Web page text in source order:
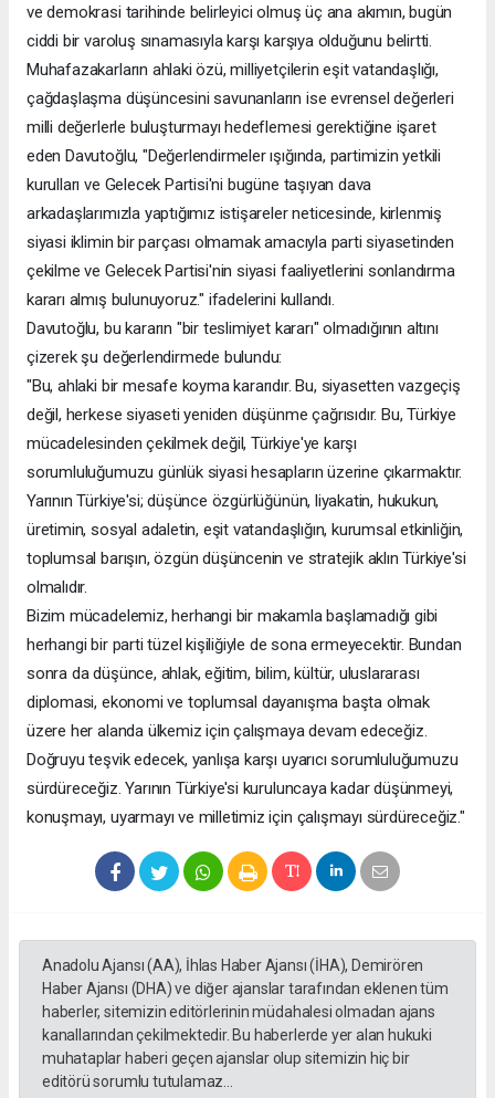
ve demokrasi tarihinde belirleyici olmuş üç ana akımın, bugün
ciddi bir varoluş sınamasıyla karşı karşıya olduğunu belirtti.
Muhafazakarların ahlaki özü, milliyetçilerin eşit vatandaşlığı,
çağdaşlaşma düşüncesini savunanların ise evrensel değerleri
milli değerlerle buluşturmayı hedeflemesi gerektiğine işaret
eden Davutoğlu, "Değerlendirmeler ışığında, partimizin yetkili
kurulları ve Gelecek Partisi'ni bugüne taşıyan dava
arkadaşlarımızla yaptığımız istişareler neticesinde, kirlenmiş
siyasi iklimin bir parçası olmamak amacıyla parti siyasetinden
çekilme ve Gelecek Partisi'nin siyasi faaliyetlerini sonlandırma
kararı almış bulunuyoruz." ifadelerini kullandı.
Davutoğlu, bu kararın "bir teslimiyet kararı" olmadığının altını
çizerek şu değerlendirmede bulundu:
"Bu, ahlaki bir mesafe koyma kararıdır. Bu, siyasetten vazgeçiş
değil, herkese siyaseti yeniden düşünme çağrısıdır. Bu, Türkiye
mücadelesinden çekilmek değil, Türkiye'ye karşı
sorumluluğumuzu günlük siyasi hesapların üzerine çıkarmaktır.
Yarının Türkiye'si; düşünce özgürlüğünün, liyakatin, hukukun,
üretimin, sosyal adaletin, eşit vatandaşlığın, kurumsal etkinliğin,
toplumsal barışın, özgün düşüncenin ve stratejik aklın Türkiye'si
olmalıdır.
Bizim mücadelemiz, herhangi bir makamla başlamadığı gibi
herhangi bir parti tüzel kişiliğiyle de sona ermeyecektir. Bundan
sonra da düşünce, ahlak, eğitim, bilim, kültür, uluslararası
diplomasi, ekonomi ve toplumsal dayanışma başta olmak
üzere her alanda ülkemiz için çalışmaya devam edeceğiz.
Doğruyu teşvik edecek, yanlışa karşı uyarıcı sorumluluğumuzu
sürdüreceğiz. Yarının Türkiye'si kuruluncaya kadar düşünmeyi,
konuşmayı, uyarmayı ve milletimiz için çalışmayı sürdüreceğiz."
Anadolu Ajansı (AA), İhlas Haber Ajansı (İHA), Demirören
Haber Ajansı (DHA) ve diğer ajanslar tarafından eklenen tüm
haberler, sitemizin editörlerinin müdahalesi olmadan ajans
kanallarından çekilmektedir. Bu haberlerde yer alan hukuki
muhataplar haberi geçen ajanslar olup sitemizin hiç bir
editörü sorumlu tutulamaz...